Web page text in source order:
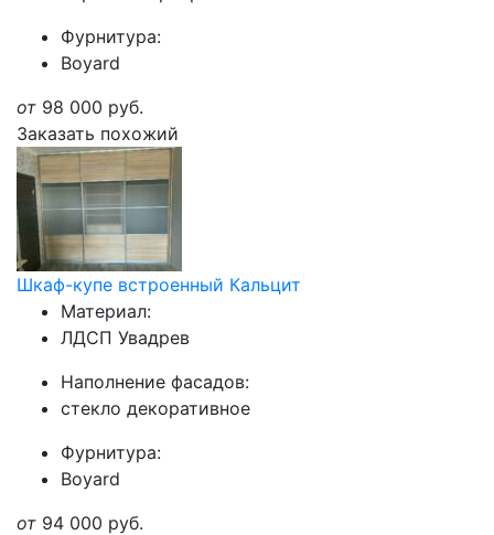
Фурнитура:
Boyard
от 98 000 руб.
Заказать похожий
Шкаф-купе встроенный Кальцит
Материал:
ЛДСП Увадрев
Наполнение фасадов:
стекло декоративное
Фурнитура:
Boyard
от 94 000 руб.